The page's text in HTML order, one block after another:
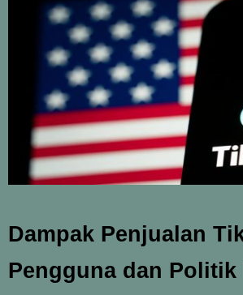
Dampak Penjualan
Pengguna dan Politik